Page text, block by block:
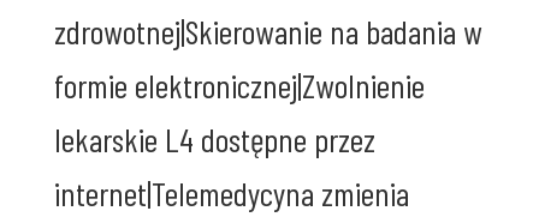
zdrowotnej|Skierowanie na badania w
formie elektronicznej|Zwolnienie
lekarskie L4 dostępne przez
internet|Telemedycyna zmienia